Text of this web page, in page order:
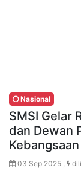
Nasional
SMSI Gelar
dan Dewan
Kebangsaan
03 Sep 2025 ,